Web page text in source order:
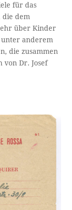
für das
die dem
über Kinder
anderem
die zusammen
von Dr. Josef